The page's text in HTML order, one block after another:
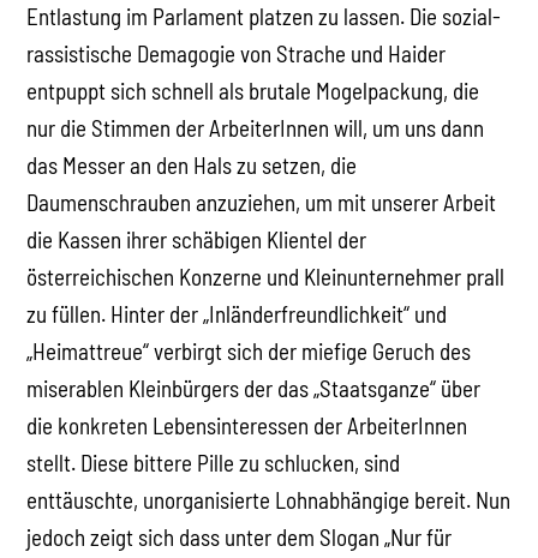
Entlastung im Parlament platzen zu lassen. Die sozial-
rassistische Demagogie von Strache und Haider
entpuppt sich schnell als brutale Mogelpackung, die
nur die Stimmen der ArbeiterInnen will, um uns dann
das Messer an den Hals zu setzen, die
Daumenschrauben anzuziehen, um mit unserer Arbeit
die Kassen ihrer schäbigen Klientel der
österreichischen Konzerne und Kleinunternehmer prall
zu füllen. Hinter der „Inländerfreundlichkeit“ und
„Heimattreue“ verbirgt sich der miefige Geruch des
miserablen Kleinbürgers der das „Staatsganze“ über
die konkreten Lebensinteressen der ArbeiterInnen
stellt. Diese bittere Pille zu schlucken, sind
enttäuschte, unorganisierte Lohnabhängige bereit. Nun
jedoch zeigt sich dass unter dem Slogan „Nur für